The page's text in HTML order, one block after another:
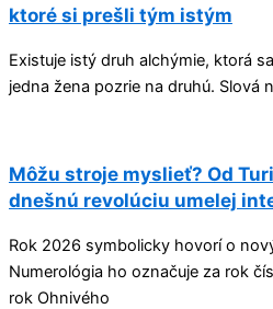
ktoré si prešli tým istým
Existuje istý druh alchýmie, ktorá
jedna žena pozrie na druhú. Slová
Môžu stroje myslieť? Od
dnešnú revolúciu umelej
Rok 2026 symbolicky hovorí o
Numerológia ho označuje za rok
rok Ohnivého